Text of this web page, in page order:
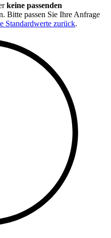
keine passenden
Bitte passen Sie Ihre Anfrage
Standardwerte zurück.